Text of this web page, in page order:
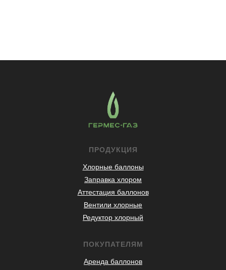
ПРОДУКЦИЯ
Хлорные баллоны
Заправка хлором
Аттестация баллонов
Вентили хлорные
Редуктор хлорный
ПОКУПАТЕЛЯМ
Аренда баллонов